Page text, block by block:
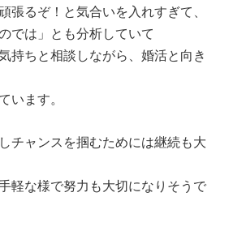
張るぞ！と気合いを入れすぎて、
では」とも分析していて
持ちと相談しながら、婚活と向き
います。
チャンスを掴むためには継続も大
軽な様で努力も大切になりそうで